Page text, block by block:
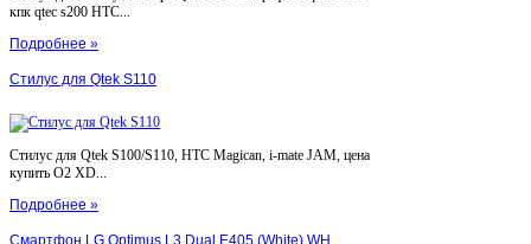
кпк qtec s200 HTC...
Подробнее »
Стилус для Qtek S110
Стилус для Qtek S100/S110, HTC Magican, i-mate JAM, цена
купить O2 XD...
Подробнее »
Смартфон LG Optimus L3 Dual E405 (White) WH